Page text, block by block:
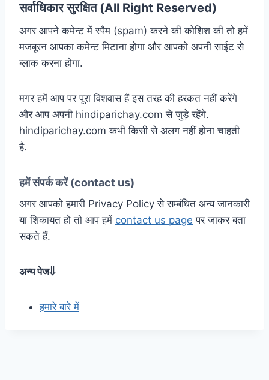
सर्वाधिकार सुरक्षित (All Right Reserved)
अगर आपने कमेन्ट में स्पैम (spam) करने की कोशिश की तो हमें
मजबूरन आपका कमेन्ट मिटाना होगा और आपको अपनी साईट से
ब्लाक करना होगा.
मगर हमें आप पर पूरा विशवास हैं इस तरह की हरकत नहीं करेंगे
और आप अपनी hindiparichay.com से जुड़े रहेंगे.
hindiparichay.com कभी किसी से अलग नहीं होना चाहती
है.
हमें संपर्क करें (contact us)
अगर आपको हमारी Privacy Policy से सम्बंधित अन्य जानकारी
या शिकायत हो तो आप हमें contact us page पर जाकर बता
सकते हैं.
अन्य पेज⇓
हमारे बारे में